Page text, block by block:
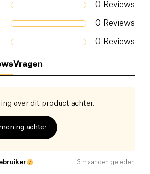
0 Reviews
0 Reviews
0 Reviews
Vragen
over dit product achter.
achter
3 maanden geleden